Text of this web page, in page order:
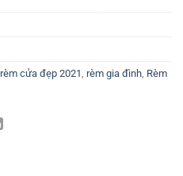
rèm cửa đẹp 2021 rèm gia đình Rèm